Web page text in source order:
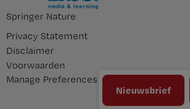
Nieuwsbrief
Springer Nature
Privacy Statement
Disclaimer
Voorwaarden
Manage Preferences